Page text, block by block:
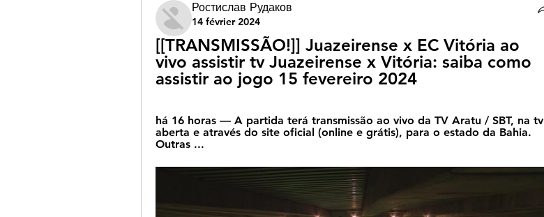
Ростислав Рудаков
14 février 2024
[[TRANSMISSÃO!]] Juazeirense x EC Vitória ao
vivo assistir tv Juazeirense x Vitória: saiba como
assistir ao jogo 15 fevereiro 2024
há 16 horas — A partida terá transmissão ao vivo da TV Aratu / SBT, na tv
aberta e através do site oficial (online e grátis), para o estado da Bahia.
Outras ...